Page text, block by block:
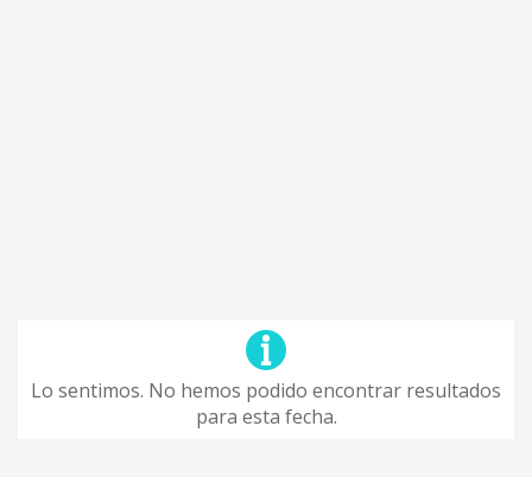
Lo sentimos. No hemos podido encontrar resultados
para esta fecha.